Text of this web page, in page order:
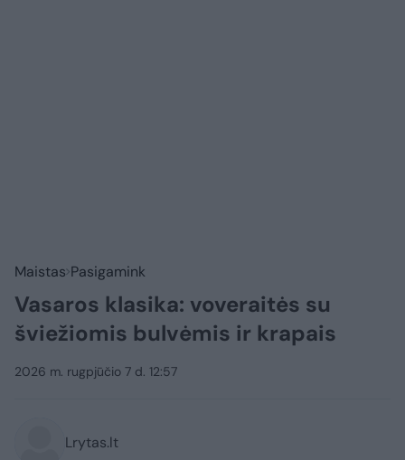
Maistas Pasigamink
Vasaros klasika: voveraitės su
šviežiomis bulvėmis ir krapais
2026 m. rugpjūčio 7 d. 12:57
Lrytas.lt